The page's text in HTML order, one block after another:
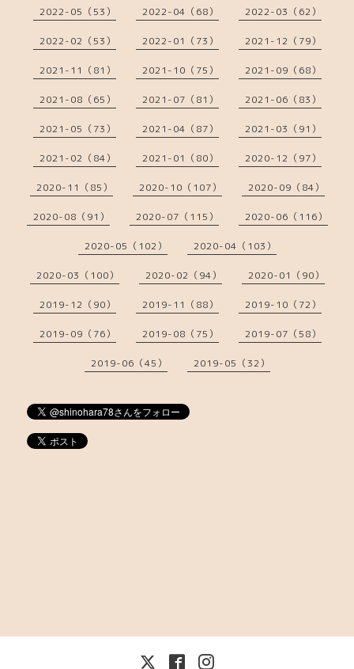
2022-05（53） 2022-04（68） 2022-03（62）
2022-02（53） 2022-01（73） 2021-12（79）
2021-11（81） 2021-10（75） 2021-09（68）
2021-08（65） 2021-07（81） 2021-06（83）
2021-05（73） 2021-04（87） 2021-03（91）
2021-02（84） 2021-01（80） 2020-12（97）
2020-11（85） 2020-10（107） 2020-09（84）
2020-08（91） 2020-07（115） 2020-06（116）
2020-05（102） 2020-04（103）
2020-03（100） 2020-02（94） 2020-01（90）
2019-12（90） 2019-11（88） 2019-10（72）
2019-09（76） 2019-08（75） 2019-07（58）
2019-06（45） 2019-05（32）